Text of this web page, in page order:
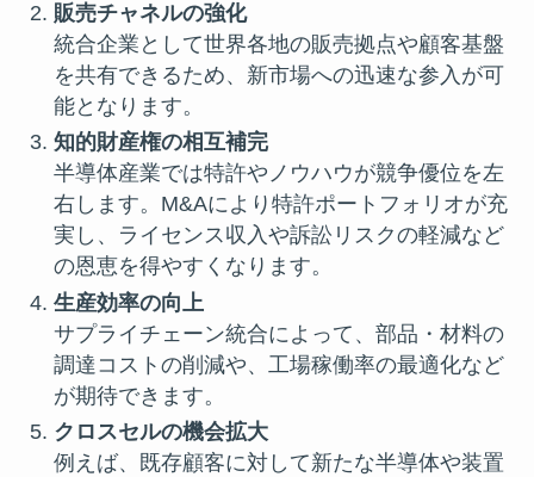
販売チャネルの強化
統合企業として世界各地の販売拠点や顧客基盤
を共有できるため、新市場への迅速な参入が可
能となります。
知的財産権の相互補完
半導体産業では特許やノウハウが競争優位を左
右します。M&Aにより特許ポートフォリオが充
実し、ライセンス収入や訴訟リスクの軽減など
の恩恵を得やすくなります。
生産効率の向上
サプライチェーン統合によって、部品・材料の
調達コストの削減や、工場稼働率の最適化など
が期待できます。
クロスセルの機会拡大
例えば、既存顧客に対して新たな半導体や装置